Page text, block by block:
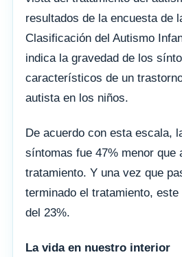
resultados de la encuesta de
Clasificación del Autismo
indica la gravedad de los
característicos de un
autista en los niños.
De acuerdo con esta escala,
síntomas fue 47% menor que
tratamiento. Y una vez que
terminado el tratamiento,
del 23%.
La vida en nuestro interior